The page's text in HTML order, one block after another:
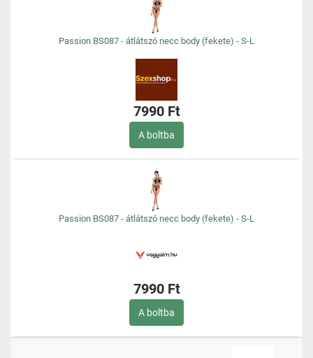
Passion BS087 - átlátszó necc body (fekete) - S-L
7990 Ft
A boltba
Passion BS087 - átlátszó necc body (fekete) - S-L
7990 Ft
A boltba